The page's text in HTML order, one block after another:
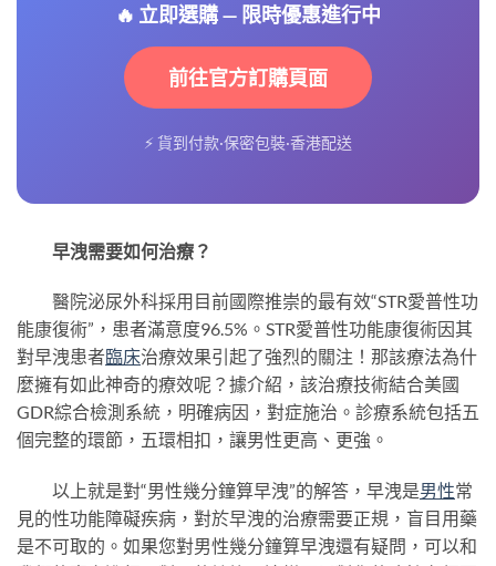
🔥 立即選購 — 限時優惠進行中
前往官方訂購頁面
⚡ 貨到付款·保密包裝·香港配送
早洩需要如何治療？
醫院泌尿外科採用目前國際推崇的最有效“STR愛普性功
能康復術”，患者滿意度96.5%。STR愛普性功能康復術因其
對早洩患者臨床治療效果引起了強烈的關注！那該療法為什
麼擁有如此神奇的療效呢？據介紹，該治療技術結合美國
GDR綜合檢測系統，明確病因，對症施治。診療系統包括五
個完整的環節，五環相扣，讓男性更高、更強。
以上就是對“男性幾分鐘算早洩”的解答，早洩是男性常
見的性功能障礙疾病，對於早洩的治療需要正規，盲目用藥
是不可取的。如果您對男性幾分鐘算早洩還有疑問，可以和